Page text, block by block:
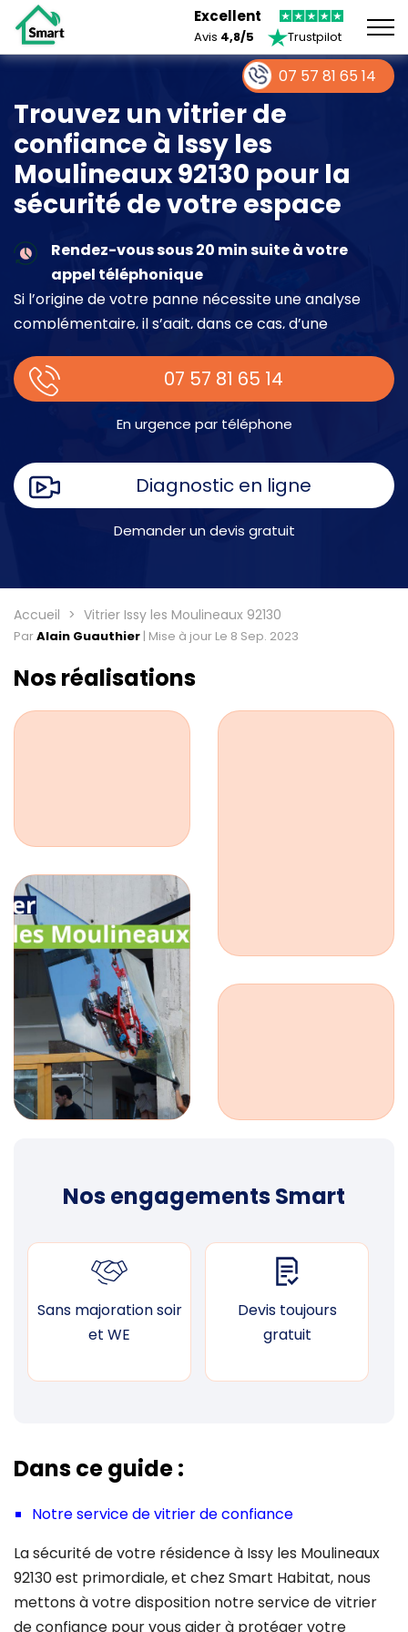
Excellent
Avis 4,8/5 Trustpilot
Trouvez un vitrier de
confiance à Issy les
Moulineaux 92130 pour la
sécurité de votre espace
Rendez-vous sous 20 min suite à votre
appel téléphonique
Si l’origine de votre panne nécessite une analyse
complémentaire, il s’agit, dans ce cas, d’une
place.
07 57 81 65 14
En urgence par téléphone
Diagnostic en ligne
Demander un devis gratuit
Accueil Vitrier Issy les Moulineaux 92130
ParAlain Guauthier | Mise à jour Le 8 Sep. 2023
Nos réalisations
Nos engagements Smart
Sans majoration soir
et WE
Devis toujours
gratuit
Dans ce guide :
Notre service de vitrier de confiance
La sécurité de votre résidence à Issy les Moulineaux
92130 est primordiale, et chez Smart Habitat, nous
mettons à votre disposition notre service de vitrier
de confiance pour vous aider à protéger votre
07 57 81 65 14